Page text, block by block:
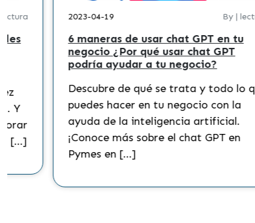
Y
[…]
2023-04-19 By |
6 maneras de usar chat GPT en tu
negocio ¿Por qué usar chat GPT
podría ayudar a tu negocio?
Descubre de qué se trata y todo lo
puedes hacer en tu negocio con la
ayuda de la inteligencia artificial.
¡Conoce más sobre el chat GPT en
Pymes en […]